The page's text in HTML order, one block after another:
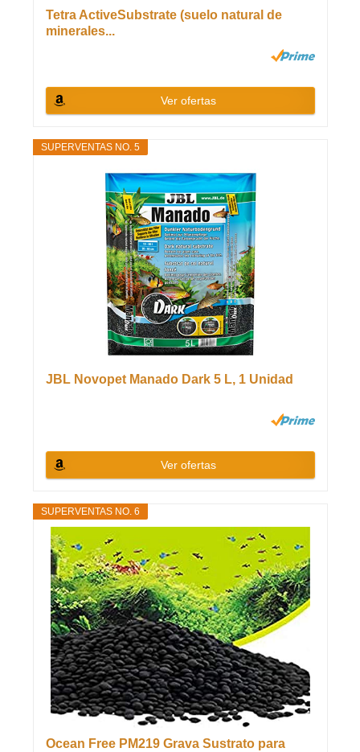
Tetra ActiveSubstrate (suelo natural de
minerales...
Ver ofertas
SUPERVENTAS NO. 5
JBL Novopet Manado Dark 5 L, 1 Unidad
Ver ofertas
SUPERVENTAS NO. 6
Ocean Free PM219 Grava Sustrato para